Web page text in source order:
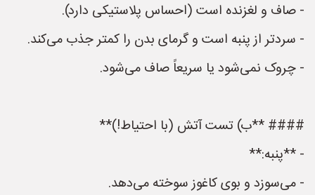
- صاف و لغزنده است (احساس پلاستیکی دارد).
- سردتر از پنبه است و گرمای بدن را کمتر جذب می‌کند.
- چروک نمی‌شود یا سریعاً صاف می‌شود.
#### **ب) تست آتش (با احتیاط!)**
- **پنبه:**
- می‌سوزد و بوی کاغوز سوخته می‌دهد.